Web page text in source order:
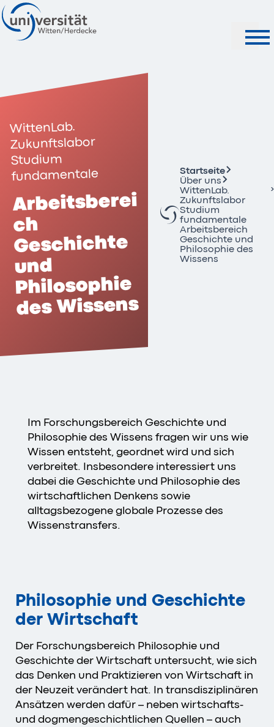
WittenLab.
Zukunftslabor
Studium
fundamentale
Arbeitsberei
ch
Geschichte
und
Philosophie
des Wissens
Startseite
Über uns
WittenLab.
Zukunftslabor
Studium
fundamentale
Arbeitsbereich
Geschichte und
Philosophie des
Wissens
Im Forschungsbereich Geschichte und
Philosophie des Wissens fragen wir uns wie
Wissen entsteht, geordnet wird und sich
verbreitet. Insbesondere interessiert uns
dabei die Geschichte und Philosophie des
wirtschaftlichen Denkens sowie
alltagsbezogene globale Prozesse des
Wissenstransfers.
Philosophie und Geschichte
der Wirtschaft
Der Forschungsbereich Philosophie und
Geschichte der Wirtschaft untersucht, wie sich
das Denken und Praktizieren von Wirtschaft in
der Neuzeit verändert hat. In transdisziplinären
Ansätzen werden dafür – neben wirtschafts-
und dogmengeschichtlichen Quellen – auch